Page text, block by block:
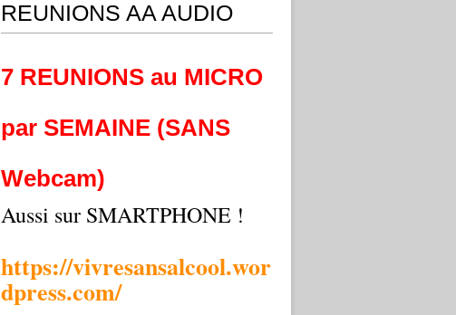
REUNIONS AA AUDIO
7 REUNIONS au MICRO
par SEMAINE (SANS
Webcam)
Aussi sur SMARTPHONE !
https://vivresansalcool.wor
dpress.com/